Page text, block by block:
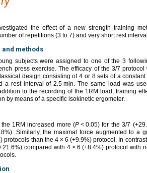
the effect of a new strength training
of repetitions (3 to 7) and very short rest
methods
subjects were assigned to one of the 3
press exercise. The efficacy of the 3/7
design consisting of 4 or 8 sets of a
a rest interval of 2.5 min. The same load was
to the recording of the 1RM load, training
by means of a specific isokinetic ergometer.
1RM increased more (P < 0.05) for the 3/7
Similarly, the maximal force augmented to a
protocols than the 4 × 6 (+9.9%) protocol. In
compared with 4 × 6 (+8.4%) protocol with